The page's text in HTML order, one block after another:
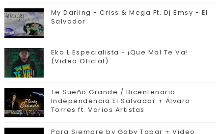
My Darling - Criss & Mega Ft. Dj Emsy - El
Salvador
Eko L Especialista - ¡Que Mal Te Va!
(Video Oficial)
Te Sueño Grande / Bicentenario
Independencia El Salvador + Álvaro
Torres ft. Varios Artistas
Para Siempre by Gaby Tobar + Video